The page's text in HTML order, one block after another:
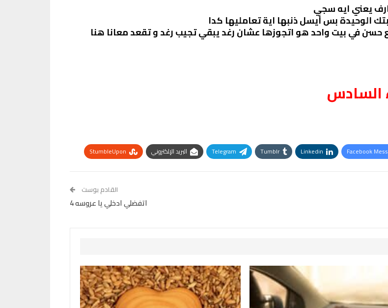
يعني ايه سجي
الوحيدة بس أيسل ذنبها اية تعامليها كدا
في بيت واحد هو اتجوزها عشان رغد يبقي تجيب رغد و تقعد معانا هنا
السادس
Facebook
Linkedin
Tumblr
Telegram البريد الإلكتروني
StumbleUpon
القادم بوست
اتفضلي ادخلي يا عروسه 4